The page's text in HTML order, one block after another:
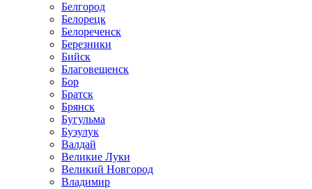
Белгород
Белорецк
Белореченск
Березники
Бийск
Благовещенск
Бор
Братск
Брянск
Бугульма
Бузулук
Валдай
Великие Луки
Великий Новгород
Владимир